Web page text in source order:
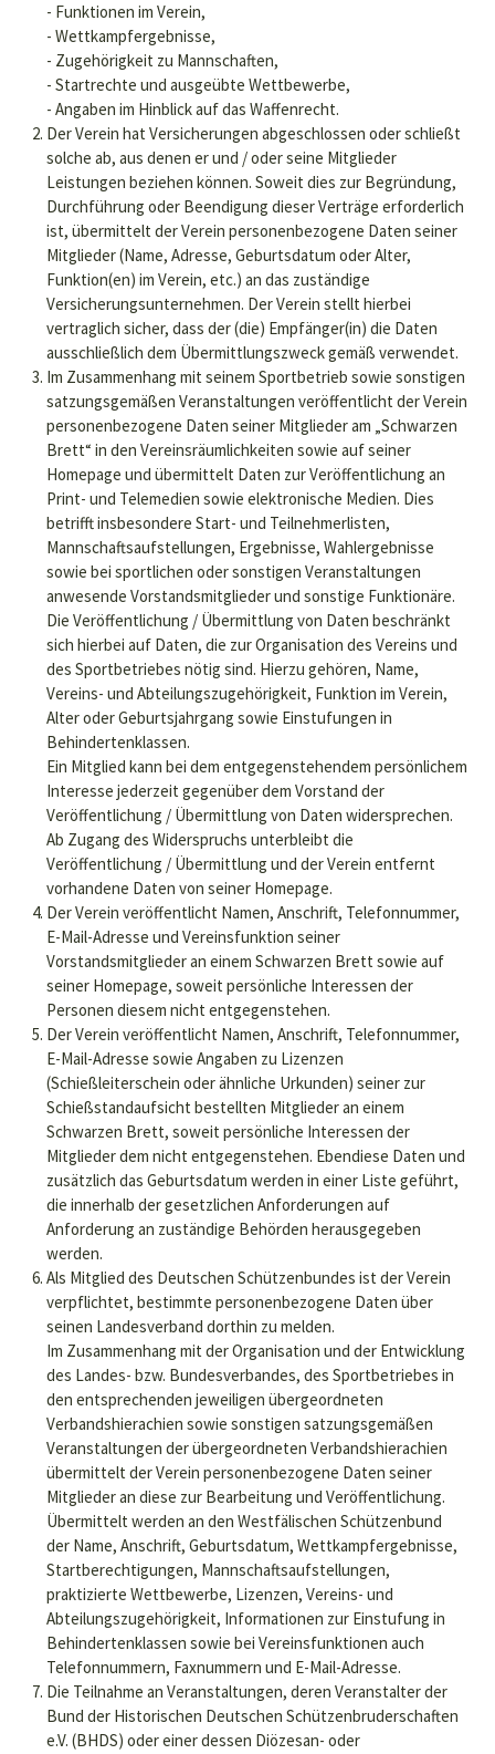
- Funktionen im Verein,
- Wettkampfergebnisse,
- Zugehörigkeit zu Mannschaften,
- Startrechte und ausgeübte Wettbewerbe,
- Angaben im Hinblick auf das Waffenrecht.
Der Verein hat Versicherungen abgeschlossen oder schließt
solche ab, aus denen er und / oder seine Mitglieder
Leistungen beziehen können. Soweit dies zur Begründung,
Durchführung oder Beendigung dieser Verträge erforderlich
ist, übermittelt der Verein personenbezogene Daten seiner
Mitglieder (Name, Adresse, Geburtsdatum oder Alter,
Funktion(en) im Verein, etc.) an das zuständige
Versicherungsunternehmen. Der Verein stellt hierbei
vertraglich sicher, dass der (die) Empfänger(in) die Daten
ausschließlich dem Übermittlungszweck gemäß verwendet.
Im Zusammenhang mit seinem Sportbetrieb sowie sonstigen
satzungsgemäßen Veranstaltungen veröffentlicht der Verein
personenbezogene Daten seiner Mitglieder am „Schwarzen
Brett“ in den Vereinsräumlichkeiten sowie auf seiner
Homepage und übermittelt Daten zur Veröffentlichung an
Print- und Telemedien sowie elektronische Medien. Dies
betrifft insbesondere Start- und Teilnehmerlisten,
Mannschaftsaufstellungen, Ergebnisse, Wahlergebnisse
sowie bei sportlichen oder sonstigen Veranstaltungen
anwesende Vorstandsmitglieder und sonstige Funktionäre.
Die Veröffentlichung / Übermittlung von Daten beschränkt
sich hierbei auf Daten, die zur Organisation des Vereins und
des Sportbetriebes nötig sind. Hierzu gehören, Name,
Vereins- und Abteilungszugehörigkeit, Funktion im Verein,
Alter oder Geburtsjahrgang sowie Einstufungen in
Behindertenklassen.
Ein Mitglied kann bei dem entgegenstehendem persönlichem
Interesse jederzeit gegenüber dem Vorstand der
Veröffentlichung / Übermittlung von Daten widersprechen.
Ab Zugang des Widerspruchs unterbleibt die
Veröffentlichung / Übermittlung und der Verein entfernt
vorhandene Daten von seiner Homepage.
Der Verein veröffentlicht Namen, Anschrift, Telefonnummer,
E-Mail-Adresse und Vereinsfunktion seiner
Vorstandsmitglieder an einem Schwarzen Brett sowie auf
seiner Homepage, soweit persönliche Interessen der
Personen diesem nicht entgegenstehen.
Der Verein veröffentlicht Namen, Anschrift, Telefonnummer,
E-Mail-Adresse sowie Angaben zu Lizenzen
(Schießleiterschein oder ähnliche Urkunden) seiner zur
Schießstandaufsicht bestellten Mitglieder an einem
Schwarzen Brett, soweit persönliche Interessen der
Mitglieder dem nicht entgegenstehen. Ebendiese Daten und
zusätzlich das Geburtsdatum werden in einer Liste geführt,
die innerhalb der gesetzlichen Anforderungen auf
Anforderung an zuständige Behörden herausgegeben
werden.
Als Mitglied des Deutschen Schützenbundes ist der Verein
verpflichtet, bestimmte personenbezogene Daten über
seinen Landesverband dorthin zu melden.
Im Zusammenhang mit der Organisation und der Entwicklung
des Landes- bzw. Bundesverbandes, des Sportbetriebes in
den entsprechenden jeweiligen übergeordneten
Verbandshierachien sowie sonstigen satzungsgemäßen
Veranstaltungen der übergeordneten Verbandshierachien
übermittelt der Verein personenbezogene Daten seiner
Mitglieder an diese zur Bearbeitung und Veröffentlichung.
Übermittelt werden an den Westfälischen Schützenbund
der Name, Anschrift, Geburtsdatum, Wettkampfergebnisse,
Startberechtigungen, Mannschaftsaufstellungen,
praktizierte Wettbewerbe, Lizenzen, Vereins- und
Abteilungszugehörigkeit, Informationen zur Einstufung in
Behindertenklassen sowie bei Vereinsfunktionen auch
Telefonnummern, Faxnummern und E-Mail-Adresse.
Die Teilnahme an Veranstaltungen, deren Veranstalter der
Bund der Historischen Deutschen Schützenbruderschaften
e.V. (BHDS) oder einer dessen Diözesan- oder